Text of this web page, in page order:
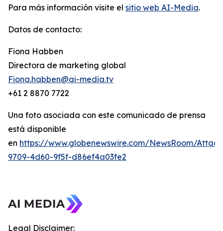
Para más información visite el sitio web AI-Media.
Datos de contacto:
Fiona Habben
Directora de marketing global
Fiona.habben@ai-media.tv
+61 2 8870 7722
Una foto asociada con este comunicado de prensa
está disponible
en https://www.globenewswire.com/NewsRoom/
9709-4d60-9f5f-d86ef4a03fe2
Legal Disclaimer: